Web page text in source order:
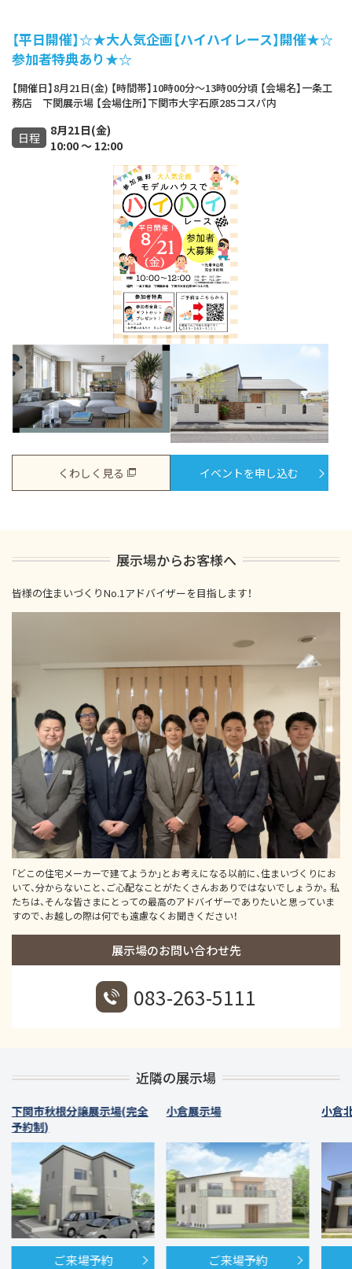
【平日開催】☆★大人気企画【ハイハイレース】開催★☆
参加者特典あり★☆
【開催日】8月21日(金) 【時間帯】10時00分～13時00分頃 【会場名】一条工
務店 下関展示場 【会場住所】下関市大字石原285コスパ内
日程
8月21日(金)
10:00 ～ 12:00
くわしく見る イベントを申し込む
展示場からお客様へ
皆様の住まいづくりNo.1アドバイザーを目指します！
｢どこの住宅メーカーで建てようか｣とお考えになる以前に、住まいづくりにお
いて、分からないこと、ご心配なことがたくさんおありではないでしょうか。私
たちは、そんな皆さまにとっての最高のアドバイザーでありたいと思っていま
すので、お越しの際は何でも遠慮なくお聞きください！
展示場のお問い合わせ先
083-263-5111
近隣の展示場
下関市秋根分譲展示場(完全
予約制)
ご来場予約
小倉展示場
ご来場予約
小倉